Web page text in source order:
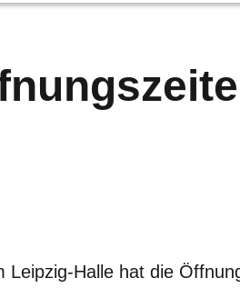
Leipzig-Halle hat die